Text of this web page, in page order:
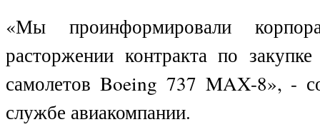
«Мы проинформировали
расторжении контракта по
самолетов Boeing 737 MAX-8», -
службе авиакомпании.